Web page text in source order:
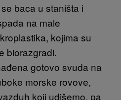
baca u staništa i
na male
kojima su
biorazgradi.
gotovo svuda na
morske rovove,
koji udišemo, pa